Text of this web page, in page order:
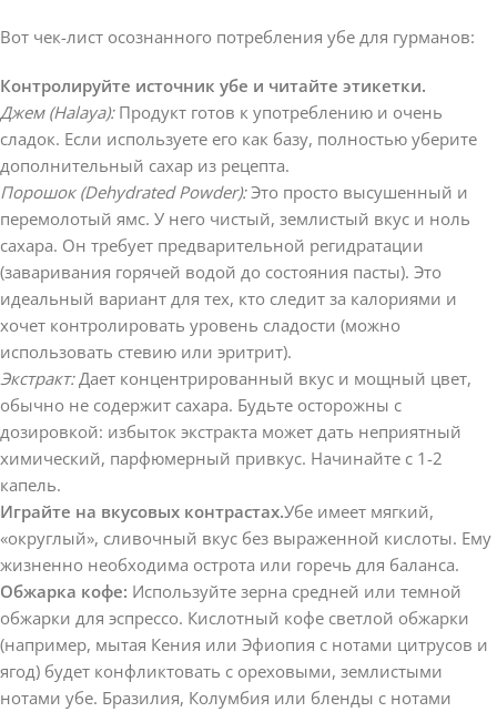
Вот чек-лист осознанного потребления убе для гурманов:
Контролируйте источник убе и читайте этикетки.
Джем (Halaya):Продукт готов к употреблению и очень
сладок. Если используете его как базу, полностью уберите
дополнительный сахар из рецепта.
Порошок (Dehydrated Powder):Это просто высушенный и
перемолотый ямс. У него чистый, землистый вкус и ноль
сахара. Он требует предварительной регидратации
(заваривания горячей водой до состояния пасты). Это
идеальный вариант для тех, кто следит за калориями и
хочет контролировать уровень сладости (можно
использовать стевию или эритрит).
Экстракт:Дает концентрированный вкус и мощный цвет,
обычно не содержит сахара. Будьте осторожны с
дозировкой: избыток экстракта может дать неприятный
химический, парфюмерный привкус. Начинайте с 1-2
капель.
Играйте на вкусовых контрастах.Убе имеет мягкий,
«округлый», сливочный вкус без выраженной кислоты. Ему
жизненно необходима острота или горечь для баланса.
Обжарка кофе: Используйте зерна средней или темной
обжарки для эспрессо. Кислотный кофе светлой обжарки
(например, мытая Кения или Эфиопия с нотами цитрусов и
ягод) будет конфликтовать с ореховыми, землистыми
нотами убе. Бразилия, Колумбия или бленды с нотами